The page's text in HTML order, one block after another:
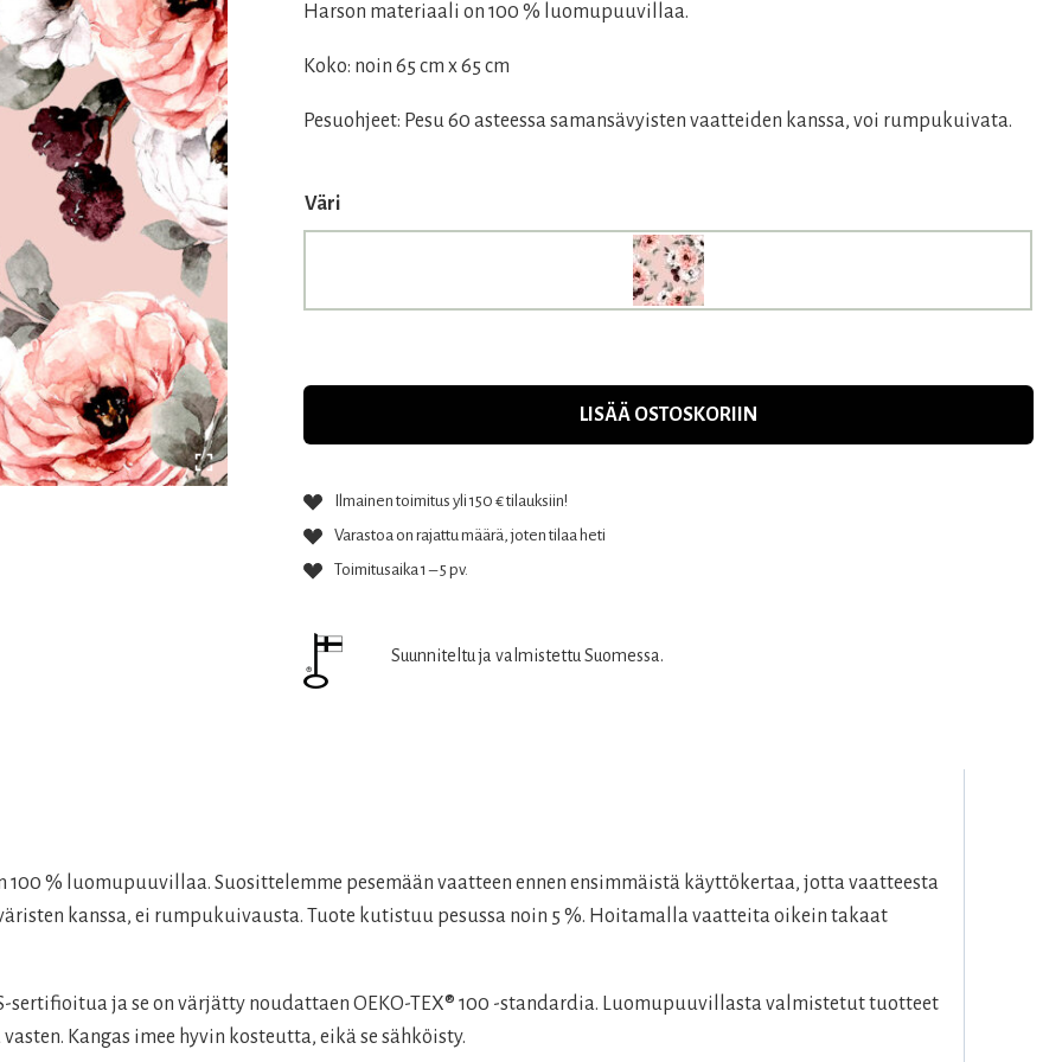
Harson materiaali on 100 % luomupuuvillaa.
Koko: noin 65 cm x 65 cm
Pesuohjeet: Pesu 60 asteessa samansävyisten vaatteiden kanssa, voi rumpukuivata.
Väri
LISÄÄ OSTOSKORIIN
Ilmainen toimitus yli 150 € tilauksiin!
Varastoa on rajattu määrä, joten tilaa heti
Toimitusaika 1 – 5 pv.
Suunniteltu ja valmistettu Suomessa.
% luomupuuvillaa. Suosittelemme pesemään vaatteen ennen ensimmäistä käyttökertaa, jotta vaatteesta
kanssa, ei rumpukuivausta. Tuote kutistuu pesussa noin 5 %. Hoitamalla vaatteita oikein takaat
sertifioitua ja se on värjätty noudattaen OEKO-TEX® 100 -standardia. Luomupuuvillasta valmistetut tuotteet
Kangas imee hyvin kosteutta, eikä se sähköisty.